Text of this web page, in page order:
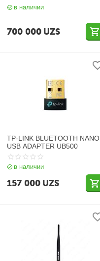
в наличии
700 000 UZS
TP-LINK BLUETOOTH NANO
USB ADAPTER UB500
в наличии
157 000 UZS